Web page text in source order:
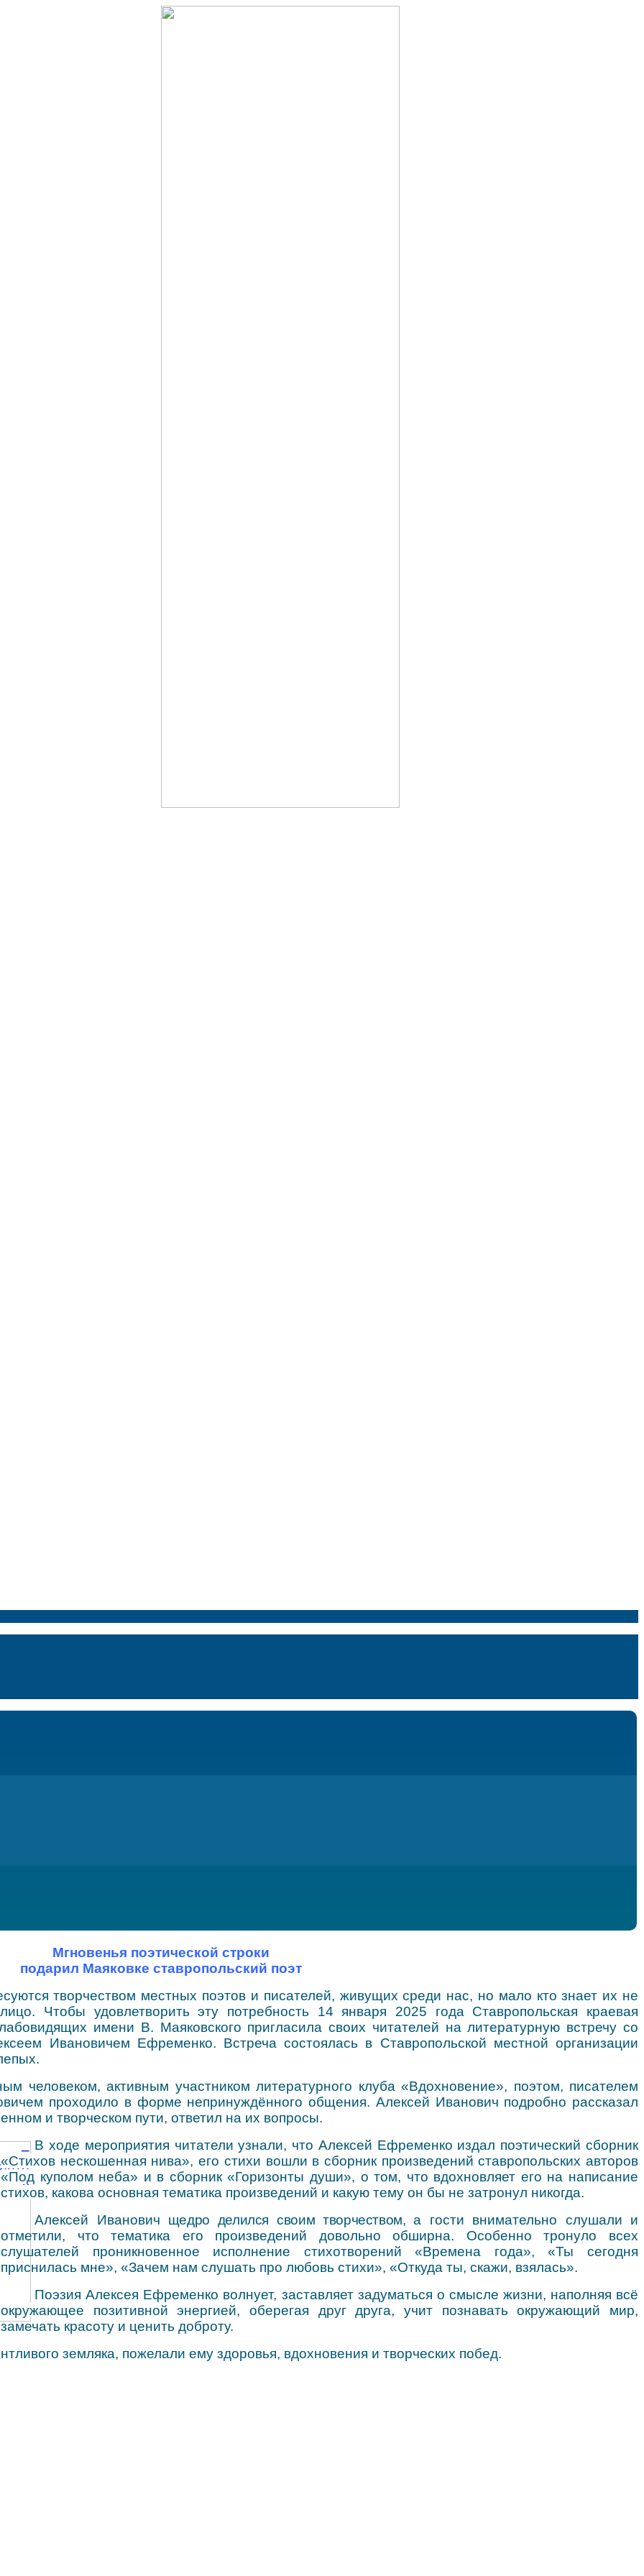
Мгновенья поэтической строки
подарил Маяковке ставропольский поэт
творчеством местных поэтов и писателей, живущих среди нас, но мало кто знает их не
Чтобы удовлетворить эту потребность 14 января 2025 года Ставропольская краевая
имени В. Маяковского пригласила своих читателей на литературную встречу со
Ивановичем Ефременко. Встреча состоялась в Ставропольской местной организации
человеком, активным участником литературного клуба «Вдохновение», поэтом, писателем
проходило в форме непринуждённого общения. Алексей Иванович подробно рассказал
и творческом пути, ответил на их вопросы.
В ходе мероприятия читатели узнали, что Алексей Ефременко издал поэтический сборник
«Стихов нескошенная нива», его стихи вошли в сборник произведений ставропольских авторов
«Под куполом неба» и в сборник «Горизонты души», о том, что вдохновляет его на написание
стихов, какова основная тематика произведений и какую тему он бы не затронул никогда.
Алексей Иванович щедро делился своим творчеством, а гости внимательно слушали и
отметили, что тематика его произведений довольно обширна. Особенно тронуло всех
слушателей проникновенное исполнение стихотворений «Времена года», «Ты сегодня
приснилась мне», «Зачем нам слушать про любовь стихи», «Откуда ты, скажи, взялась».
ПоэзияАлексея Ефременко волнует, заставляет задуматься о смысле жизни, наполняя всё
окружающее позитивной энергией, оберегая друг друга, учит познавать окружающий мир,
замечать красоту и ценить доброту.
земляка, пожелали ему здоровья, вдохновения и творческих побед.